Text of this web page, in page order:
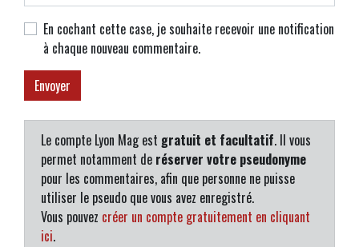
En cochant cette case, je souhaite recevoir une notification
à chaque nouveau commentaire.
Le compte Lyon Mag est gratuit et facultatif. Il vous
permet notamment de réserver votre pseudonyme
pour les commentaires, afin que personne ne puisse
utiliser le pseudo que vous avez enregistré.
Vous pouvez créer un compte gratuitement en cliquant
ici.